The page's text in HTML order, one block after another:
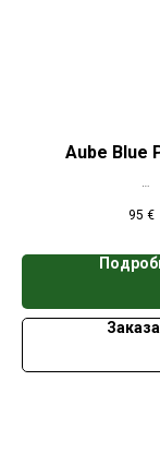
Aube Blue
кассет
95 €